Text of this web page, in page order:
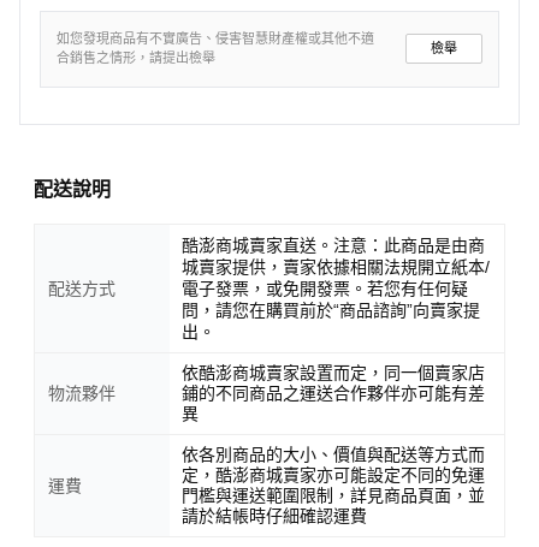
如您發現商品有不實廣告、侵害智慧財產權或其他不適
合銷售之情形，請提出檢舉
檢舉
配送說明
配送方式
酷澎商城賣家直送。注意：此商品是由商
城賣家提供，賣家依據相關法規開立紙本/
電子發票，或免開發票。若您有任何疑
問，請您在購買前於“商品諮詢”向賣家提
出。
物流夥伴
依酷澎商城賣家設置而定，同一個賣家店
鋪的不同商品之運送合作夥伴亦可能有差
異
運費
依各別商品的大小、價值與配送等方式而
定，酷澎商城賣家亦可能設定不同的免運
門檻與運送範圍限制，詳見商品頁面，並
請於結帳時仔細確認運費